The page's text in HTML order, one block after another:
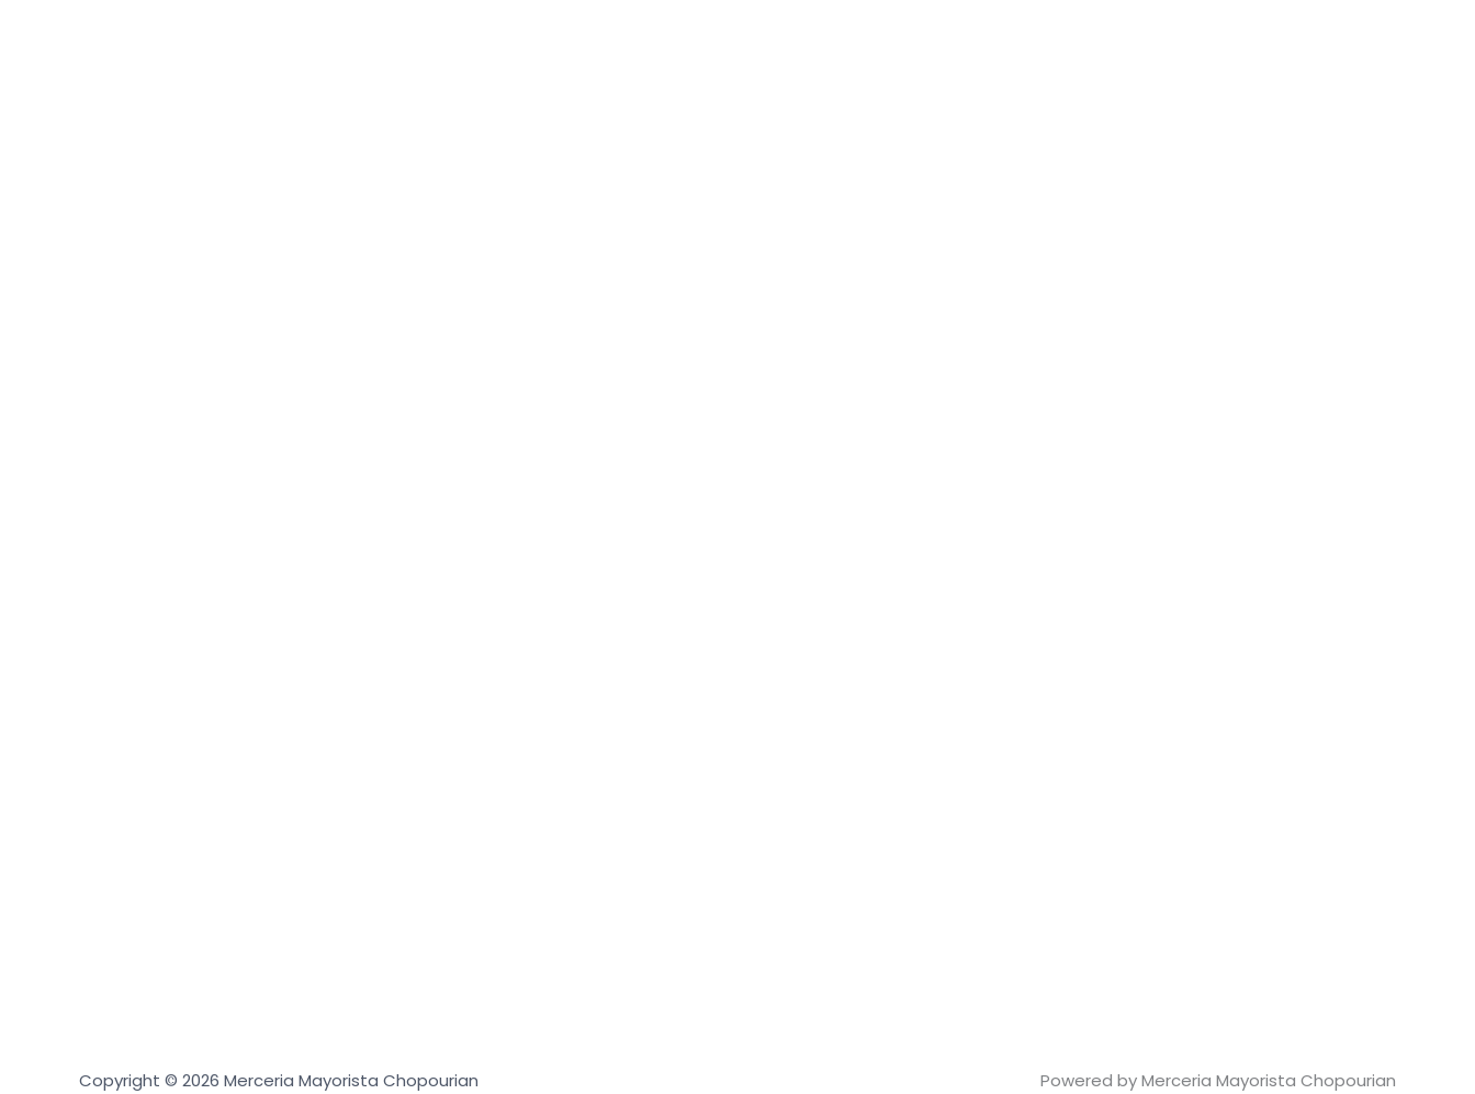
Copyright © 2026 Merceria Mayorista Chopourian Powered by Merceria Mayorista Chopourian